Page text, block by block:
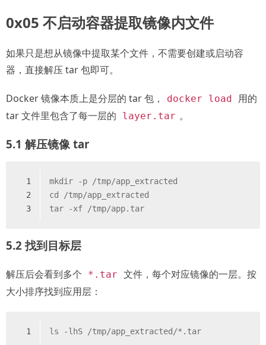
0x05 不启动容器提取镜像内文件
如果只是想从镜像中提取某个文件，不需要创建或启动容
器，直接解压 tar 包即可。
Docker 镜像本质上是分层的 tar 包， docker load
用的
tar 文件里包含了每一层的
layer.tar 。
5.1 解压镜像 tar
1
2
3
mkdir -p /tmp/app_extracted
cd /tmp/app_extracted
tar -xf /tmp/app.tar
5.2 找到目标层
解压后会看到多个 *.tar 文件，每个对应镜像的一层。按
大小排序找到应用层：
1 ls -lhS /tmp/app_extracted/*.tar